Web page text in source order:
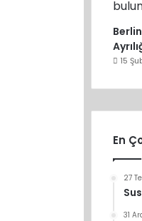
15
En
27
31